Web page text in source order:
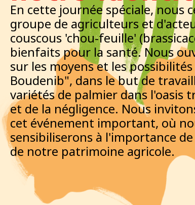
En cette journée spéciale, nous
groupe de agriculteurs et
couscous 'chou-feuille'
bienfaits pour la santé. Nous
sur les moyens et les
Boudenib", dans le but de
variétés de palmier dans l'oasis
et de la négligence. Nous
cet événement important, où
sensibiliserons à l'importance
de notre patrimoine agricole.